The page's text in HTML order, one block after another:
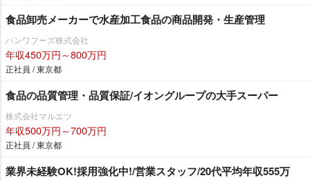
食品卸売メーカーで水産加工食品の商品開発・生産管理
ハンワフーズ株式会社
年収450万円～800万円
正社員 / 東京都
食品の品質管理・品質保証/イオングループの大手スーパー
株式会社マルエツ
年収500万円～700万円
正社員 / 東京都
業界未経験OK!採用強化中!/営業スタッフ/20代平均年収555万